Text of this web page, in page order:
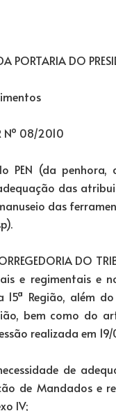
PORTARIA DO
Nº 08/2010
PEN (da penhora,
das
das
DO
e regimentais e
15ª Região, além
bem como do
realizada em
de
de Mandados e
IV;